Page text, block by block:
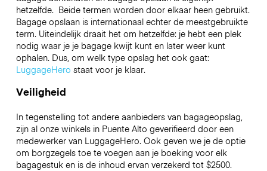
hetzelfde. Beide termen worden door elkaar heen gebruikt.
Bagage opslaan is internationaal echter de meestgebruikte
term. Uiteindelijk draait het om hetzelfde: je hebt een plek
nodig waar je je bagage kwijt kunt en later weer kunt
ophalen. Dus, om welk type opslag het ook gaat:
LuggageHero staat voor je klaar.
Veiligheid
In tegenstelling tot andere aanbieders van bagageopslag,
zijn al onze winkels in Puente Alto geverifieerd door een
medewerker van LuggageHero. Ook geven we je de optie
om borgzegels toe te voegen aan je boeking voor elk
bagagestuk en is de inhoud ervan verzekerd tot $2500.